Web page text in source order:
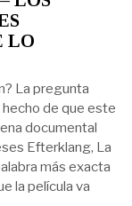
LO
La pregunta
de que este
documental
Efterklang, La
más exacta
la película va